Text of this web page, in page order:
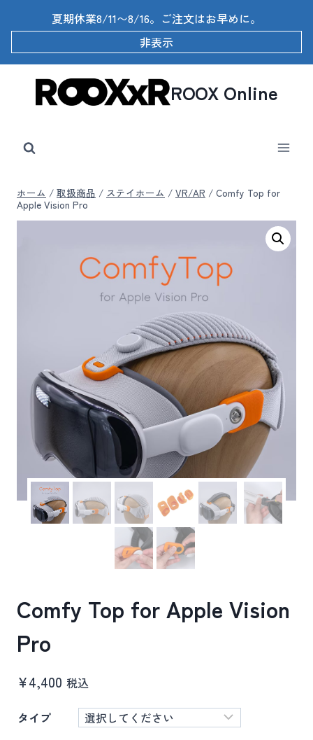
キ
夏期休業8/11〜8/16。ご注文はお早めに。
非表示
ROOX Online
ホーム / 取扱商品 / ステイホーム / VR/AR / Comfy Top for
Apple Vision Pro
Comfy Top for Apple Vision
Pro
¥4,400 税込
タイプ